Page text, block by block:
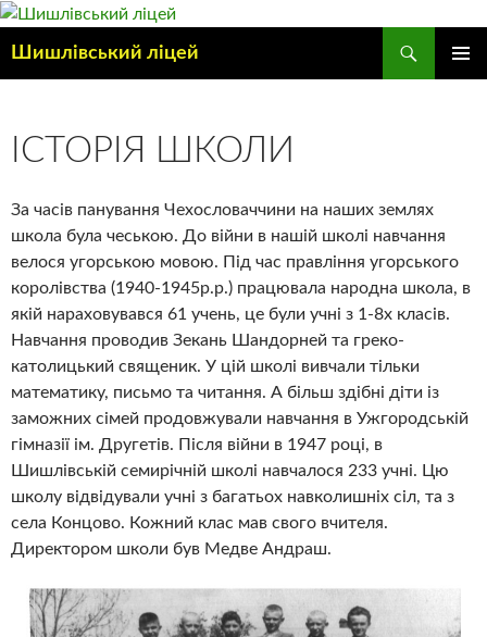
Шишлівський ліцей
ІСТОРІЯ ШКОЛИ
За часів панування Чехословаччини на наших землях
школа була чеською. До війни в нашій школі навчання
велося угорською мовою. Під час правління угорського
королівства (1940-1945р.р.) працювала народна школа, в
якій нараховувався 61 учень, це були учні з 1-8х класів.
Навчання проводив Зекань Шандорней та греко-
католицький священик. У цій школі вивчали тільки
математику, письмо та читання. А більш здібні діти із
заможних сімей продовжували навчання в Ужгородській
гімназії ім. Другетів. Після війни в 1947 році, в
Шишлівській семирічній школі навчалося 233 учні. Цю
школу відвідували учні з багатьох навколишніх сіл, та з
села Концово. Кожний клас мав свого вчителя.
Директором школи був Медве Андраш.